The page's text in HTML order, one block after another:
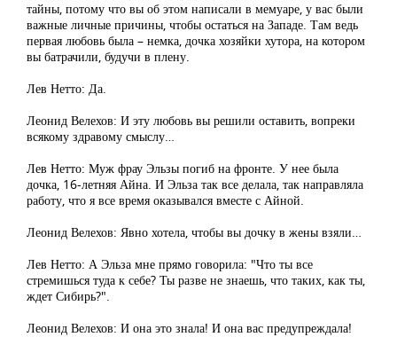
тайны, потому что вы об этом написали в мемуаре, у вас были
важные личные причины, чтобы остаться на Западе. Там ведь
первая любовь была – немка, дочка хозяйки хутора, на котором
вы батрачили, будучи в плену.
Лев Нетто: Да.
Леонид Велехов: И эту любовь вы решили оставить, вопреки
всякому здравому смыслу…
Лев Нетто: Муж фрау Эльзы погиб на фронте. У нее была
дочка, 16-летняя Айна. И Эльза так все делала, так направляла
работу, что я все время оказывался вместе с Айной.
Леонид Велехов: Явно хотела, чтобы вы дочку в жены взяли…
Лев Нетто: А Эльза мне прямо говорила: "Что ты все
стремишься туда к себе? Ты разве не знаешь, что таких, как ты,
ждет Сибирь?".
Леонид Велехов: И она это знала! И она вас предупреждала!